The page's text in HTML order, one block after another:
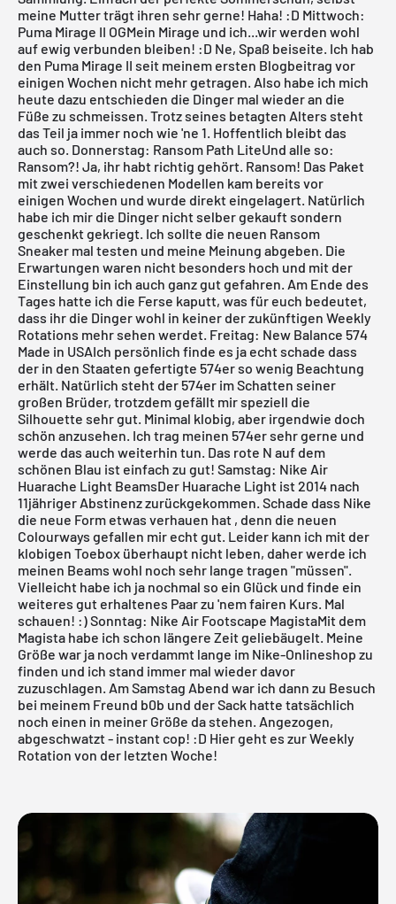
meine Mutter trägt ihren sehr gerne! Haha! :D Mittwoch:
Puma Mirage II OGMein Mirage und ich...wir werden wohl
auf ewig verbunden bleiben! :D Ne, Spaß beiseite. Ich hab
den Puma Mirage II seit meinem ersten Blogbeitrag vor
einigen Wochen nicht mehr getragen. Also habe ich mich
heute dazu entschieden die Dinger mal wieder an die
Füße zu schmeissen. Trotz seines betagten Alters steht
das Teil ja immer noch wie 'ne 1. Hoffentlich bleibt das
auch so. Donnerstag: Ransom Path LiteUnd alle so:
Ransom?! Ja, ihr habt richtig gehört. Ransom! Das Paket
mit zwei verschiedenen Modellen kam bereits vor
einigen Wochen und wurde direkt eingelagert. Natürlich
habe ich mir die Dinger nicht selber gekauft sondern
geschenkt gekriegt. Ich sollte die neuen Ransom
Sneaker mal testen und meine Meinung abgeben. Die
Erwartungen waren nicht besonders hoch und mit der
Einstellung bin ich auch ganz gut gefahren. Am Ende des
Tages hatte ich die Ferse kaputt, was für euch bedeutet,
dass ihr die Dinger wohl in keiner der zukünftigen Weekly
Rotations mehr sehen werdet. Freitag: New Balance 574
Made in USAIch persönlich finde es ja echt schade dass
der in den Staaten gefertigte 574er so wenig Beachtung
erhält. Natürlich steht der 574er im Schatten seiner
großen Brüder, trotzdem gefällt mir speziell die
Silhouette sehr gut. Minimal klobig, aber irgendwie doch
schön anzusehen. Ich trag meinen 574er sehr gerne und
werde das auch weiterhin tun. Das rote N auf dem
schönen Blau ist einfach zu gut! Samstag: Nike Air
Huarache Light BeamsDer Huarache Light ist 2014 nach
11jähriger Abstinenz zurückgekommen. Schade dass Nike
die neue Form etwas verhauen hat , denn die neuen
Colourways gefallen mir echt gut. Leider kann ich mit der
klobigen Toebox überhaupt nicht leben, daher werde ich
meinen Beams wohl noch sehr lange tragen "müssen".
Vielleicht habe ich ja nochmal so ein Glück und finde ein
weiteres gut erhaltenes Paar zu 'nem fairen Kurs. Mal
schauen! :)Sonntag: Nike Air Footscape MagistaMit dem
Magista habe ich schon längere Zeit geliebäugelt. Meine
Größe war ja noch verdammt lange im Nike-Onlineshop zu
finden und ich stand immer mal wieder davor
zuzuschlagen. Am Samstag Abend war ich dann zu Besuch
bei meinem Freund b0b und der Sack hatte tatsächlich
noch einen in meiner Größe da stehen. Angezogen,
abgeschwatzt - instant cop! :D Hier geht es zur Weekly
Rotation von der letzten Woche!